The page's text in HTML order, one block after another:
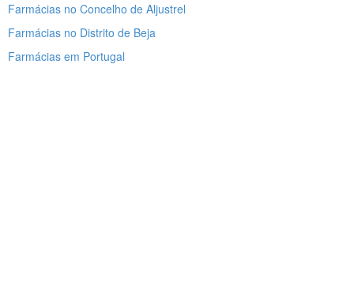
Farmácias no Concelho de Aljustrel
Farmácias no Distrito de Beja
Farmácias em Portugal